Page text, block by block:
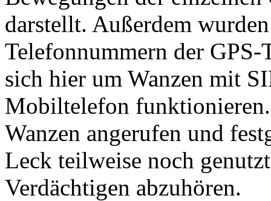
darstellt. Außerdem
Telefonnummern der
sich hier um Wanzen mit
Mobiltelefon
Wanzen angerufen und
Leck teilweise noch
Verdächtigen abzuhören.